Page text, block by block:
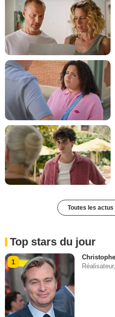
Toutes les actus
Top stars du jour
1